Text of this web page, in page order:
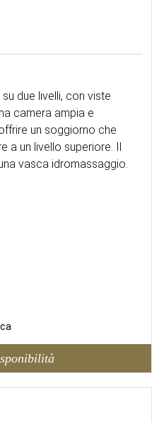
due livelli, con viste
camera ampia e
un soggiorno che
a un livello superiore. Il
vasca idromassaggio.